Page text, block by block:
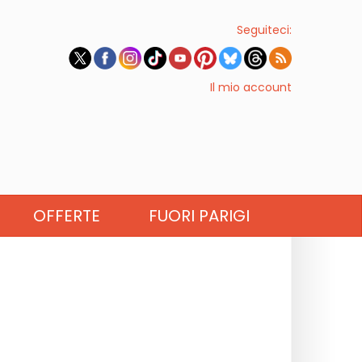
Seguiteci:
Il mio account
OFFERTE FUORI PARIGI